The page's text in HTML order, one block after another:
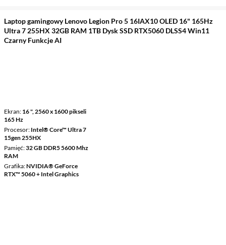
Laptop gamingowy Lenovo Legion Pro 5 16IAX10 OLED 16" 165Hz
Ultra 7 255HX 32GB RAM 1TB Dysk SSD RTX5060 DLSS4 Win11
Czarny Funkcje AI
Ekran 16 ", 2560 x 1600 pikseli
165 Hz
Procesor Intel® Core™ Ultra 7
15gen 255HX
Pamięć 32 GB DDR5 5600 Mhz
RAM
Grafika NVIDIA® GeForce
RTX™ 5060 + Intel Graphics